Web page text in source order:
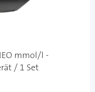
mmol/l -
/ 1 Set